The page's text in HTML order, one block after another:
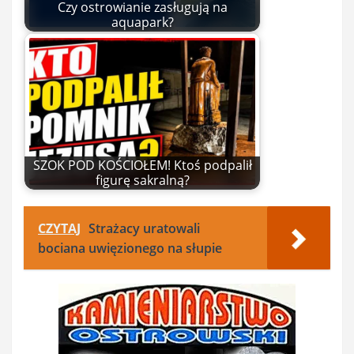
Czy ostrowianie zasługują na
aquapark?
SZOK POD KOŚCIOŁEM! Ktoś podpalił
figurę sakralną?
CZYTAJ Strażacy uratowali
bociana uwięzionego na słupie